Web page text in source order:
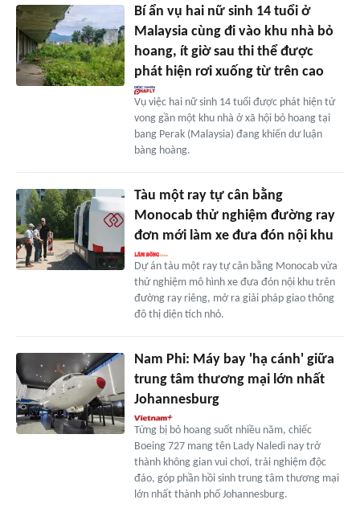
Bí ẩn vụ hai nữ sinh 14 tuổi ở
Malaysia cùng đi vào khu nhà bỏ
hoang, ít giờ sau thi thể được
phát hiện rơi xuống từ trên cao
Vụ việc hai nữ sinh 14 tuổi được phát hiện tử
vong gần một khu nhà ở xã hội bỏ hoang tại
bang Perak (Malaysia) đang khiến dư luận
bàng hoàng.
Tàu một ray tự cân bằng
Monocab thử nghiệm đường ray
đơn mới làm xe đưa đón nội khu
Dự án tàu một ray tự cân bằng Monocab vừa
thử nghiệm mô hình xe đưa đón nội khu trên
đường ray riêng, mở ra giải pháp giao thông
đô thị diện tích nhỏ.
Nam Phi: Máy bay 'hạ cánh' giữa
trung tâm thương mại lớn nhất
Johannesburg
Từng bị bỏ hoang suốt nhiều năm, chiếc
Boeing 727 mang tên Lady Naledi nay trở
thành không gian vui chơi, trải nghiệm độc
đáo, góp phần hồi sinh trung tâm thương mại
lớn nhất thành phố Johannesburg.